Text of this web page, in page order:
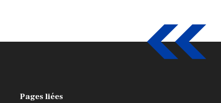
Pages liées